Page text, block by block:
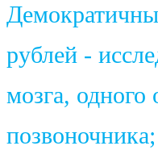
рублей -
мозга, одного